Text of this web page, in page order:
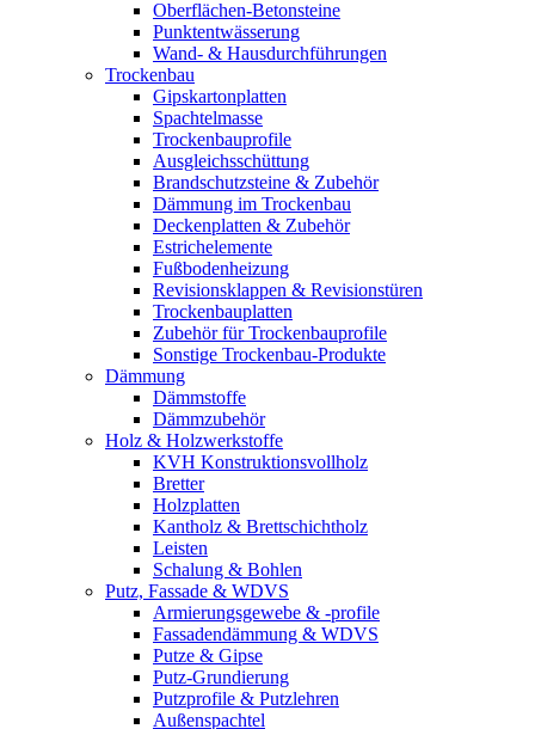
Oberflächen-Betonsteine
Punktentwässerung
Wand- & Hausdurchführungen
Trockenbau
Gipskartonplatten
Spachtelmasse
Trockenbauprofile
Ausgleichsschüttung
Brandschutzsteine & Zubehör
Dämmung im Trockenbau
Deckenplatten & Zubehör
Estrichelemente
Fußbodenheizung
Revisionsklappen & Revisionstüren
Trockenbauplatten
Zubehör für Trockenbauprofile
Sonstige Trockenbau-Produkte
Dämmung
Dämmstoffe
Dämmzubehör
Holz & Holzwerkstoffe
KVH Konstruktionsvollholz
Bretter
Holzplatten
Kantholz & Brettschichtholz
Leisten
Schalung & Bohlen
Putz, Fassade & WDVS
Armierungsgewebe & -profile
Fassadendämmung & WDVS
Putze & Gipse
Putz-Grundierung
Putzprofile & Putzlehren
Außenspachtel